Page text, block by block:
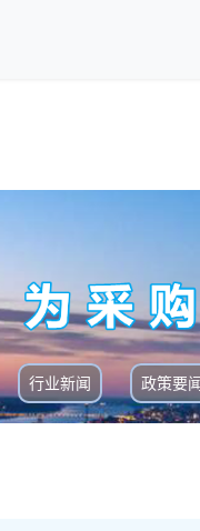
行业新闻 政策要